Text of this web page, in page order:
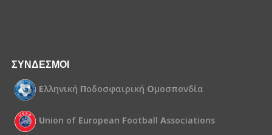
ΣΥΝΔΕΣΜΟΙ
Ελληνική Ποδοσφαιρική Ομοσπονδία
Union of European Football Associations